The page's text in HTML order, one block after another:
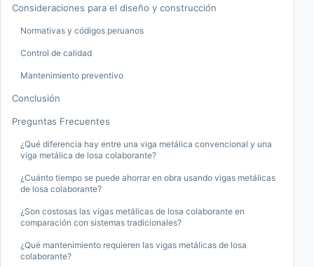
Consideraciones para el diseño y construcción
Normativas y códigos peruanos
Control de calidad
Mantenimiento preventivo
Conclusión
Preguntas Frecuentes
¿Qué diferencia hay entre una viga metálica convencional y una
viga metálica de losa colaborante?
¿Cuánto tiempo se puede ahorrar en obra usando vigas metálicas
de losa colaborante?
¿Son costosas las vigas metálicas de losa colaborante en
comparación con sistemas tradicionales?
¿Qué mantenimiento requieren las vigas metálicas de losa
colaborante?